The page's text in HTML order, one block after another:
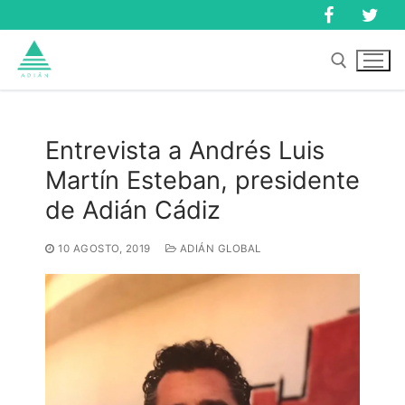
al
contenido
Buscar:
Entrevista a Andrés Luis
Martín Esteban, presidente
de Adián Cádiz
10 AGOSTO, 2019 ADIÁN GLOBAL